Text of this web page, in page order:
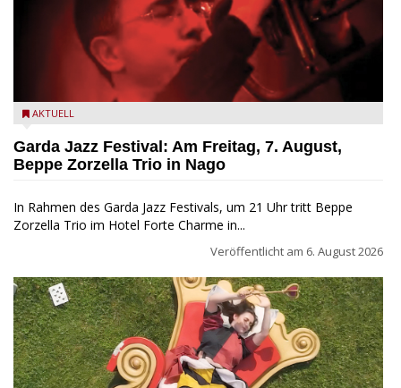
Beppe Zorzella Trio zu Gast beim Garda Jazz Festival
AKTUELL
Garda Jazz Festival: Am Freitag, 7. August,
Beppe Zorzella Trio in Nago
In Rahmen des Garda Jazz Festivals, um 21 Uhr tritt Beppe
Zorzella Trio im Hotel Forte Charme in...
Veröffentlicht am 6. August 2026